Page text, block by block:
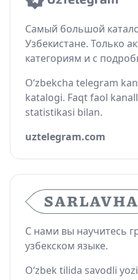
Самый большой
Узбекистане. Только
категориям и с
O‘zbekcha telegram
katalogi. Faqt faol
statistikasi bilan.
uztelegram.com
С нами вы научитесь
узбекском языке.
O‘zbek tilida savodli